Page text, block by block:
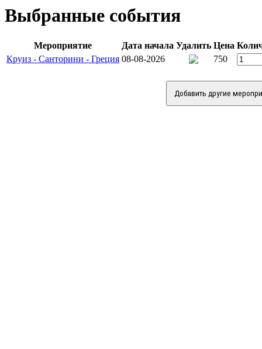
Выбранные события
Мероприятие Дата начала Удалить Цена
Круиз - Санторини - Греция 08-08-2026 750
Добавить другие